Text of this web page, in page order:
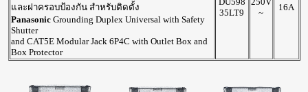
และฝาครอบป้องกัน สำหรับติดตั้ง
PanasonicGrounding Duplex Universal with Safety
Shutter
and CAT5E Modular Jack 6P4C with Outlet Box and
Box Protector
35LT9
~
16A